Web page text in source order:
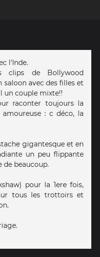
l'Inde.
clips de Bollywood
saloon avec des filles et
un couple mixte!!
raconter toujours la
: c déco, la
gigantesque et en
un peu flippante
de beaucoup.
pour la 1ere fois,
tous les trottoirs et